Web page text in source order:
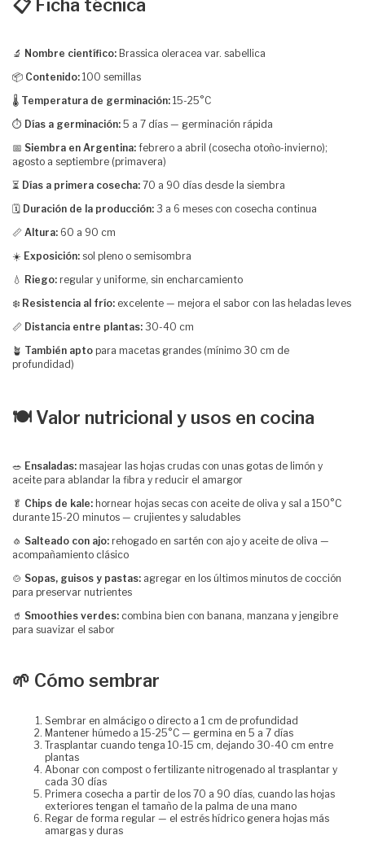
📋 Ficha técnica
🔬 Nombre científico: Brassica oleracea var. sabellica
📦 Contenido: 100 semillas
🌡️ Temperatura de germinación: 15-25°C
⏱️ Días a germinación: 5 a 7 días — germinación rápida
📅 Siembra en Argentina: febrero a abril (cosecha otoño-invierno);
agosto a septiembre (primavera)
⏳ Días a primera cosecha: 70 a 90 días desde la siembra
🗓️ Duración de la producción: 3 a 6 meses con cosecha continua
📏 Altura: 60 a 90 cm
☀️ Exposición: sol pleno o semisombra
💧 Riego: regular y uniforme, sin encharcamiento
❄️ Resistencia al frío: excelente — mejora el sabor con las heladas leves
📏 Distancia entre plantas: 30-40 cm
🪴 También apto para macetas grandes (mínimo 30 cm de
profundidad)
🍽️ Valor nutricional y usos en cocina
🥗 Ensaladas: masajear las hojas crudas con unas gotas de limón y
aceite para ablandar la fibra y reducir el amargor
🥬 Chips de kale: hornear hojas secas con aceite de oliva y sal a 150°C
durante 15-20 minutos — crujientes y saludables
🧄 Salteado con ajo: rehogado en sartén con ajo y aceite de oliva —
acompañamiento clásico
🍲 Sopas, guisos y pastas: agregar en los últimos minutos de cocción
para preservar nutrientes
🥤 Smoothies verdes: combina bien con banana, manzana y jengibre
para suavizar el sabor
🌱 Cómo sembrar
Sembrar en almácigo o directo a 1 cm de profundidad
Mantener húmedo a 15-25°C — germina en 5 a 7 días
Trasplantar cuando tenga 10-15 cm, dejando 30-40 cm entre
plantas
Abonar con compost o fertilizante nitrogenado al trasplantar y
cada 30 días
Primera cosecha a partir de los 70 a 90 días, cuando las hojas
exteriores tengan el tamaño de la palma de una mano
Regar de forma regular — el estrés hídrico genera hojas más
amargas y duras